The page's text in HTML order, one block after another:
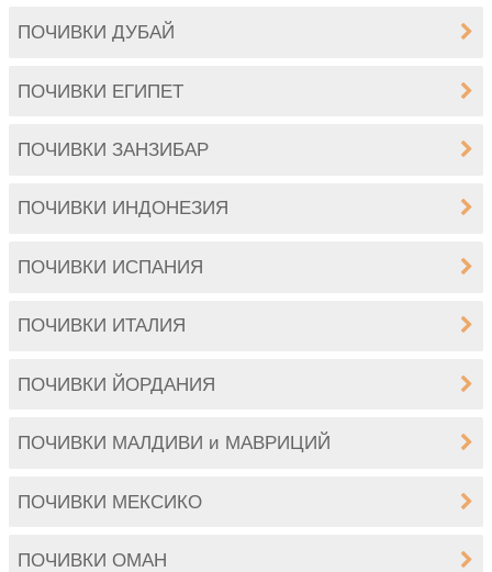
ПОЧИВКИ ДУБАЙ
ПОЧИВКИ ЕГИПЕТ
ПОЧИВКИ ЗАНЗИБАР
ПОЧИВКИ ИНДОНЕЗИЯ
ПОЧИВКИ ИСПАНИЯ
ПОЧИВКИ ИТАЛИЯ
ПОЧИВКИ ЙОРДАНИЯ
ПОЧИВКИ МАЛДИВИ и МАВРИЦИЙ
ПОЧИВКИ МЕКСИКО
ПОЧИВКИ ОМАН